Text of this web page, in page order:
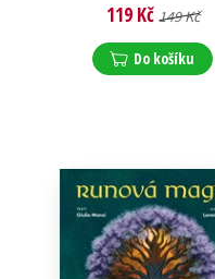
119 Kč 149 Kč
Do košíku